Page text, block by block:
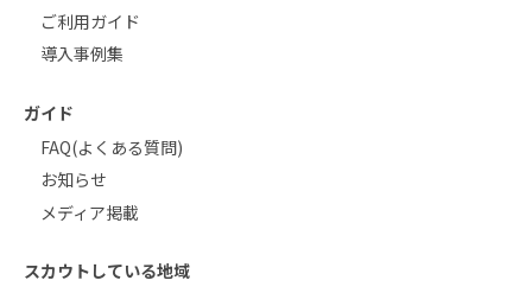
ご利用ガイド
導入事例集
ガイド
FAQ(よくある質問)
お知らせ
メディア掲載
スカウトしている地域